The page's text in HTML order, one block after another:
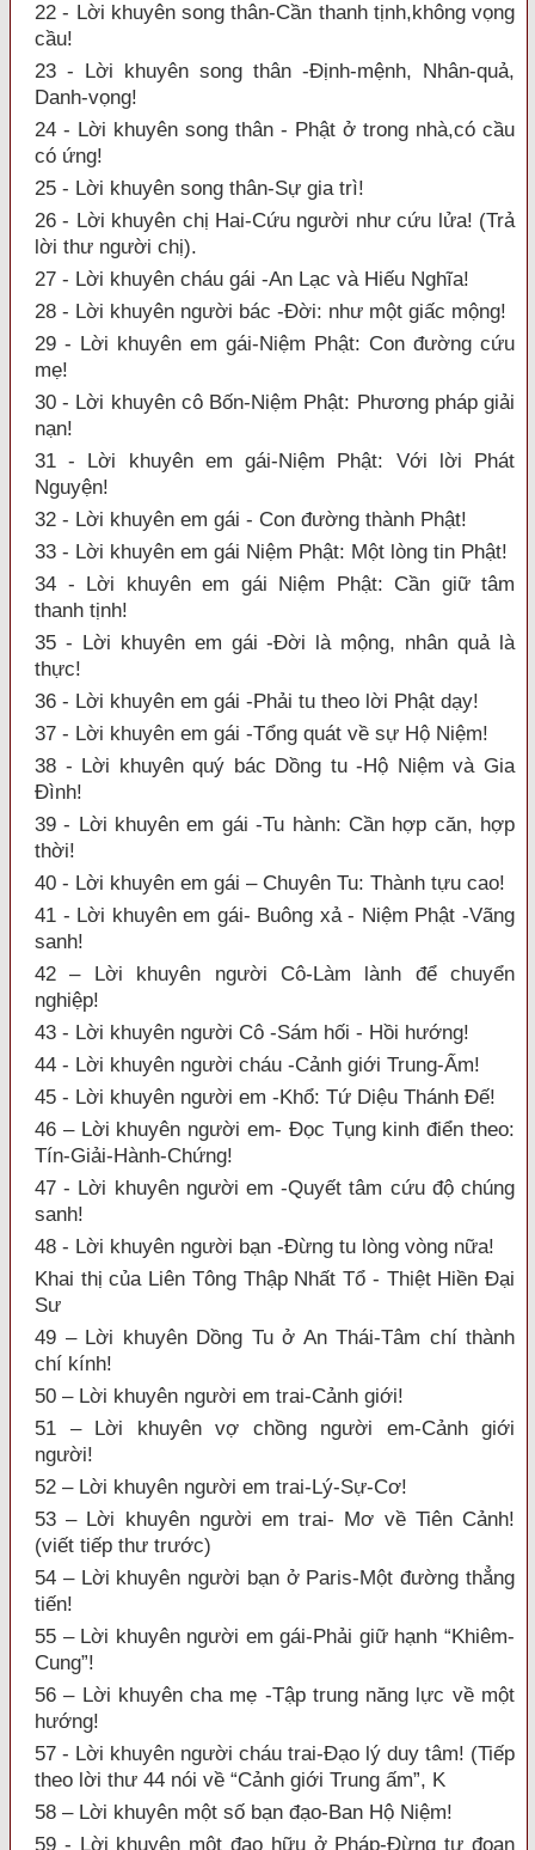
22 - Lời khuyên song thân-Cần thanh tịnh,không vọng
cầu!
23 - Lời khuyên song thân -Định-mệnh, Nhân-quả,
Danh-vọng!
24 - Lời khuyên song thân - Phật ở trong nhà,có cầu
có ứng!
25 - Lời khuyên song thân-Sự gia trì!
26 - Lời khuyên chị Hai-Cứu người như cứu lửa! (Trả
lời thư người chị).
27 - Lời khuyên cháu gái -An Lạc và Hiếu Nghĩa!
28 - Lời khuyên người bác -Đời: như một giấc mộng!
29 - Lời khuyên em gái-Niệm Phật: Con đường cứu
mẹ!
30 - Lời khuyên cô Bốn-Niệm Phật: Phương pháp giải
nạn!
31 - Lời khuyên em gái-Niệm Phật: Với lời Phát
Nguyện!
32 - Lời khuyên em gái - Con đường thành Phật!
33 - Lời khuyên em gái Niệm Phật: Một lòng tin Phật!
34 - Lời khuyên em gái Niệm Phật: Cần giữ tâm
thanh tịnh!
35 - Lời khuyên em gái -Đời là mộng, nhân quả là
thực!
36 - Lời khuyên em gái -Phải tu theo lời Phật dạy!
37 - Lời khuyên em gái -Tổng quát về sự Hộ Niệm!
38 - Lời khuyên quý bác Dồng tu -Hộ Niệm và Gia
Đình!
39 - Lời khuyên em gái -Tu hành: Cần hợp căn, hợp
thời!
40 - Lời khuyên em gái – Chuyên Tu: Thành tựu cao!
41 - Lời khuyên em gái- Buông xả - Niệm Phật -Vãng
sanh!
42 – Lời khuyên người Cô-Làm lành để chuyển
nghiệp!
43 - Lời khuyên người Cô -Sám hối - Hồi hướng!
44 - Lời khuyên người cháu -Cảnh giới Trung-Ấm!
45 - Lời khuyên người em -Khổ: Tứ Diệu Thánh Đế!
46 – Lời khuyên người em- Đọc Tụng kinh điển theo:
Tín-Giải-Hành-Chứng!
47 - Lời khuyên người em -Quyết tâm cứu độ chúng
sanh!
48 - Lời khuyên người bạn -Đừng tu lòng vòng nữa!
Khai thị của Liên Tông Thập Nhất Tổ - Thiệt Hiền Đại
Sư
49 – Lời khuyên Dồng Tu ở An Thái-Tâm chí thành
chí kính!
50 – Lời khuyên người em trai-Cảnh giới!
51 – Lời khuyên vợ chồng người em-Cảnh giới
người!
52 – Lời khuyên người em trai-Lý-Sự-Cơ!
53 – Lời khuyên người em trai- Mơ về Tiên Cảnh!
(viết tiếp thư trước)
54 – Lời khuyên người bạn ở Paris-Một đường thẳng
tiến!
55 – Lời khuyên người em gái-Phải giữ hạnh “Khiêm-
Cung”!
56 – Lời khuyên cha mẹ -Tập trung năng lực về một
hướng!
57 - Lời khuyên người cháu trai-Đạo lý duy tâm! (Tiếp
theo lời thư 44 nói về “Cảnh giới Trung ấm”, K
58 – Lời khuyên một số bạn đạo-Ban Hộ Niệm!
59 - Lời khuyên một đạo hữu ở Pháp-Đừng tự đoạn